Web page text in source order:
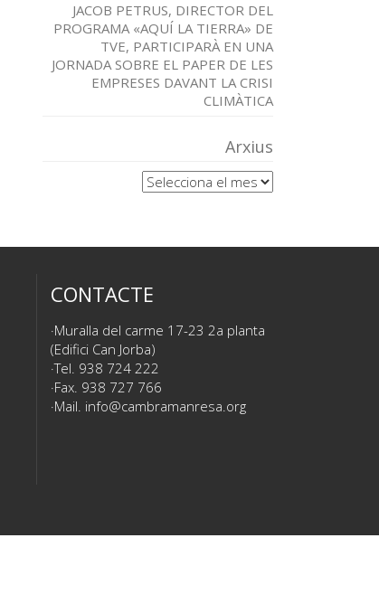
JACOB PETRUS, DIRECTOR DEL
PROGRAMA «AQUÍ LA TIERRA» DE
TVE, PARTICIPARÀ EN UNA
JORNADA SOBRE EL PAPER DE LES
EMPRESES DAVANT LA CRISI
CLIMÀTICA
Arxius
Arxius
CONTACTE
Muralla del carme 17-23 2a planta
(Edifici Can Jorba)
Tel. 938 724 222
Fax. 938 727 766
Mail. info@cambramanresa.org